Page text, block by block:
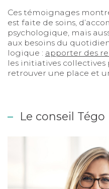
Ces témoignages
est faite de soins,
psychologique, mais
aux besoins du
logique : apporter des
les initiatives
retrouver une place et
Le conseil Tégo